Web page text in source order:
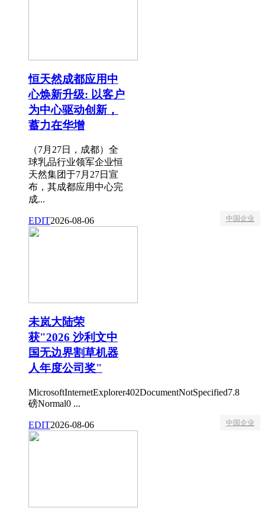
恒天然成都应用中
心焕新升级: 以客户
为中心驱动创新，
蓄力在华增
（7月27日，成都）全
球乳品行业领军企业恒
天然集团于7月27日宣
布，其成都应用中心完
成...
EDIT2026-08-06 中国企业
未岚大陆荣
获"2026 沙利文中
国无边界割草机器
人年度公司奖"
MicrosoftInternetExplorer402DocumentNotSpecified7.8
磅Normal0 ...
EDIT2026-08-06 中国企业